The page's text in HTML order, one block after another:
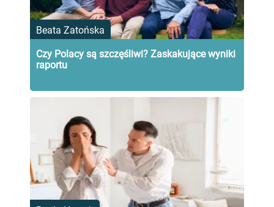
Beata Zatońska
Czy Polacy są szczęśliwi? Zaskakujące wyniki
raportu